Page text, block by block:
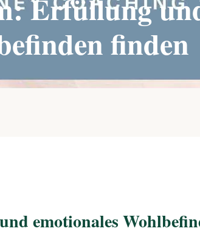
Erfüllung
finden
emotionales